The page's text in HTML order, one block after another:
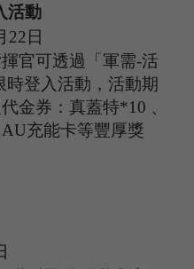
活動
22 日
官可透過「軍需-活
時登入活動，活動期
金券：真蓋特*10 、
AU充能卡等豐厚獎